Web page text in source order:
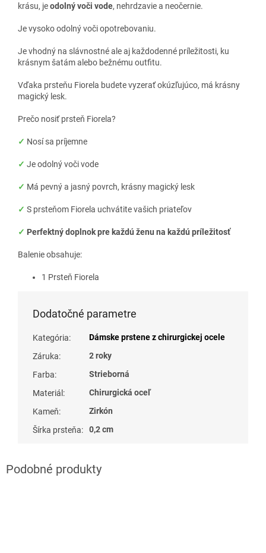
krásu, jeodolný voči vode, nehrdzavie a neočernie.
Je vysoko odolný voči opotrebovaniu.
Je vhodný na slávnostné ale aj každodenné príležitosti, ku
krásnym šatám alebo bežnému outfitu.
Vďaka prsteňu Fiorela budete vyzerať okúzľujúco, má krásny
magický lesk.
Prečo nosiť prsteň Fiorela?
✓ Nosí sa príjemne
✓ Je odolný voči vode
✓ Má pevný a jasný povrch, krásny magický lesk
✓ S prsteňom Fiorela uchvátite vašich priateľov
✓ Perfektný doplnok pre každú ženu na každú príležitosť
Balenie obsahuje:
1 Prsteň Fiorela
Dodatočné parametre
Kategória:
Dámske prstene z chirurgickej ocele
Záruka:
2 roky
Farba:
Strieborná
Materiál :
Chirurgická oceľ
Kameň:
Zirkón
Šírka prsteňa: 0,2 cm